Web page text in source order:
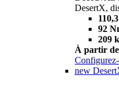
DesertX,
92
209
À partir de
new